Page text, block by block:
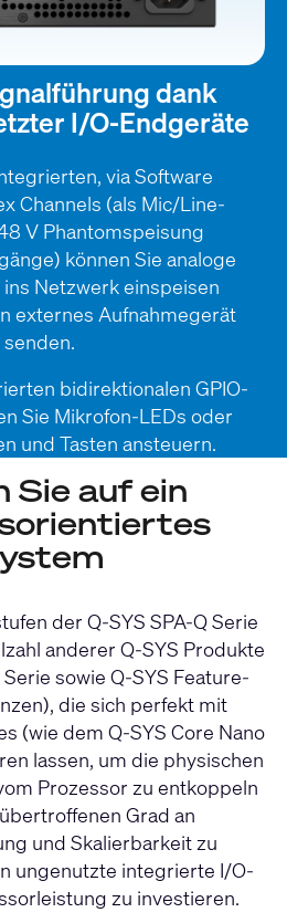
dank
I/O-Endgeräte
via Software
Channels (als Mic/Line-
V Phantomspeisung
können Sie analoge
Netzwerk einspeisen
externes Aufnahmegerät
senden.
bidirektionalen GPIO-
Sie Mikrofon-LEDs oder
und Tasten ansteuern.
Sie auf ein
der Q-SYS SPA-Q Serie
anderer Q-SYS Produkte
Serie sowie Q-SYS Feature-
die sich perfekt mit
(wie dem Q-SYS Core Nano
lassen, um die physischen
Prozessor zu entkoppeln
Grad an
und Skalierbarkeit zu
ungenutzte integrierte I/O-
zu investieren.